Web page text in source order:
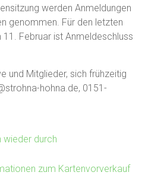
werden Anmeldungen
genommen. Für den letzten
Februar ist Anmeldeschluss
und Mitglieder, sich frühzeitig
hohna.de, 0151-
wieder durch
zum Kartenvorverkauf